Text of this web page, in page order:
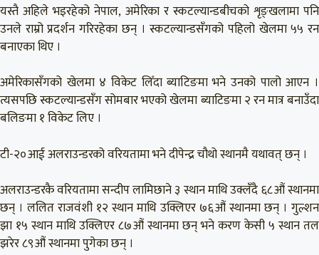
यस्तै अहिले भइरहेको नेपाल, अमेरिका र स्कटल्यान्डबीचको शृङ्खलामा पनि
उनले राम्रो प्रदर्शन गरिरहेका छन् । स्कटल्यान्डसँगको पहिलो खेलमा ५५ रन
बनाएका थिए ।
अमेरिकासँगको खेलमा ४ विकेट लिँदा ब्याटिङमा भने उनको पालो आएन ।
त्यसपछि स्कटल्यान्डसँग सोमबार भएको खेलमा ब्याटिङमा २ रन मात्र बनाउँदा
बलिङमा १ विकेट लिए ।
टी-२०आई अलराउन्डरको वरियतामा भने दीपेन्द्र चौथो स्थानमै यथावत् छन् ।
अलराउन्डरकै वरियतामा सन्दीप लामिछाने ३ स्थान माथि उक्लँदै ६८औं स्थानमा
छन् । ललित राजवंशी १२ स्थान माथि उक्लिएर ७६औं स्थानमा छन् । गुल्शन
झा १५ स्थान माथि उक्लिएर ८७औं स्थानमा छन् भने करण केसी ५ स्थान तल
झरेर ८९औं स्थानमा पुगेका छन् ।